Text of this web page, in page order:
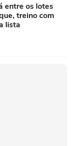
entre os lotes
treino com
lista